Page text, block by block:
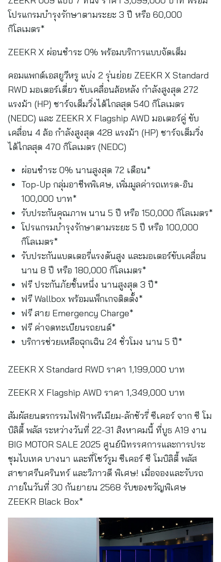
โปรแกรมบำรุงรักษาตามระยะ 3 ปี หรือ 60,000
กิโลเมตร*
ZEEKR X ผ่อนชำระ 0% พร้อมบริการแบบจัดเต็ม
คอมแพกต์เอสยูวีหรู แบ่ง 2 รุ่นย่อย ZEEKR X Standard
RWD มอเตอร์เดี่ยว ขับเคลื่อนล้อหลัง กำลังสูงสุด 272
แรงม้า (HP) ชาร์จเต็มวิ่งได้ไกลสุด 540 กิโลเมตร
(NEDC) และ ZEEKR X Flagship AWD มอเตอร์คู่ ขับ
เคลื่อน 4 ล้อ กำลังสูงสุด 428 แรงม้า (HP) ชาร์จเต็มวิ่ง
ได้ไกลสุด 470 กิโลเมตร (NEDC)
ผ่อนชำระ 0% นานสูงสุด 72 เดือน*
Top-Up กลุ่มอาชีพพิเศษ, เพิ่มมูลค่ารถเทรด-อิน
100,000 บาท*
รับประกันคุณภาพ นาน 5 ปี หรือ 150,000 กิโลเมตร*
โปรแกรมบำรุงรักษาตามระยะ 5 ปี หรือ 100,000
กิโลเมตร*
รับประกันแบตเตอรี่แรงดันสูง และมอเตอร์ขับเคลื่อน
นาน 8 ปี หรือ 180,000 กิโลเมตร*
ฟรี ประกันภัยชั้นหนึ่ง นานสูงสุด 3 ปี*
ฟรี Wallbox พร้อมแพ็กเกจติดตั้ง*
ฟรี สาย Emergency Charge*
ฟรี ค่าจดทะเบียนรถยนต์*
บริการช่วยเหลือฉุกเฉิน 24 ชั่วโมง นาน 5 ปี*
ZEEKR X Standard RWD ราคา 1,199,000 บาท
ZEEKR X Flagship AWD ราคา 1,349,000 บาท
สัมผัสยนตรกรรมไฟฟ้าพรีเมียม-ลักชัวรี่ ซีเคอร์ จาก ซี โม
บิลิตี้ พลัส ระหว่างวันที่ 22-31 สิงหาคมนี้ ที่บูธ A19 งาน
BIG MOTOR SALE 2025 ศูนย์นิทรรศการและการประ
ชุมไบเทค บางนา และที่โชว์รูม ซีเคอร์ ซี โมบิลิตี้ พลัส
สาขาศรีนครินทร์ และวิภาวดี พิเศษ! เมื่อจองและรับรถ
ภายในวันที่ 30 กันยายน 2568 รับของขวัญพิเศษ
ZEEKR Black Box*